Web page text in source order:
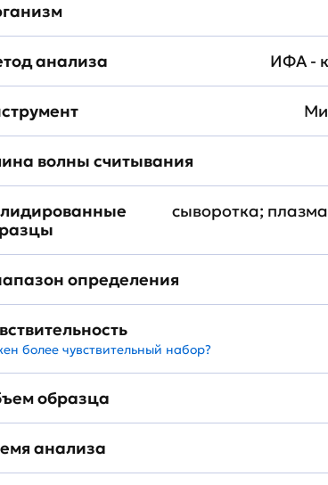
анализа ИФА -
волны считывания
сыворотка;
определения
более чувствительный набор?
образца
анализа